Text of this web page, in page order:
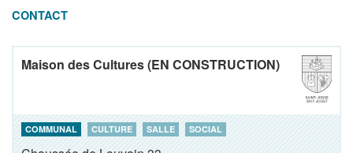
CONTACT
Maison des Cultures (EN CONSTRUCTION)
COMMUNAL CULTURE SALLE SOCIAL